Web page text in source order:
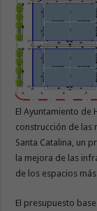
El Ayuntamiento de
construcción de las
Santa Catalina, un
la mejora de las
de los espacios
El presupuesto